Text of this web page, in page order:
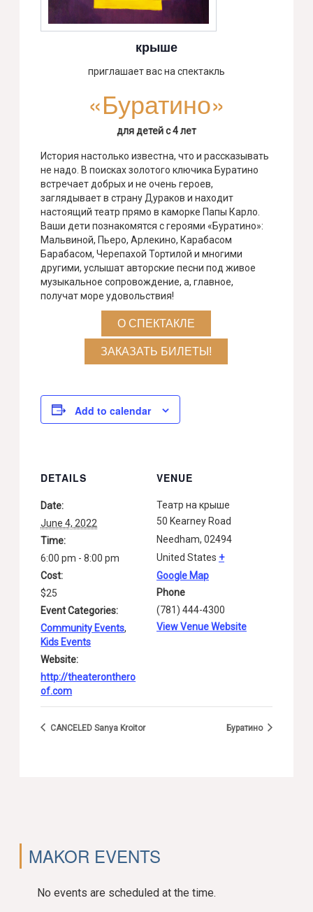
крыше
приглашает вас на спектакль
«Буратино»
для детей с 4 лет
История настолько известна, что и рассказывать
не надо. В поисках золотого ключика Буратино
встречает добрых и не очень героев,
заглядывает в страну Дураков и находит
настоящий театр прямо в кaморке Папы Карло.
Ваши дети познакомятся с героями «Буратино»:
Мальвиной, Пьеро, Арлекино, Карабасом
Барабасом, Черепахой Тортилой и многими
другими, услышат авторские песни под живое
музыкальное сопровождение, а, главное,
получат море удовольствия!
О СПЕКТАКЛЕ
ЗАКАЗАТЬ БИЛЕТЫ!
Add to calendar
DETAILS
Date:
June 4, 2022
Time:
6:00 pm - 8:00 pm
Cost:
$25
Event Categories:
Community Events,
Kids Events
Website:
http://theateronthero
of.com
VENUE
Театр на крыше
50 Kearney Road
Needham, 02494
United States +
Google Map
Phone
(781) 444-4300
View Venue Website
CANCELED Sanya Kroitor Буратино
MAKOR EVENTS
No events are scheduled at the time.